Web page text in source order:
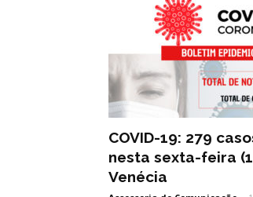
COVID-19: 279
nesta sexta-feira
Venécia